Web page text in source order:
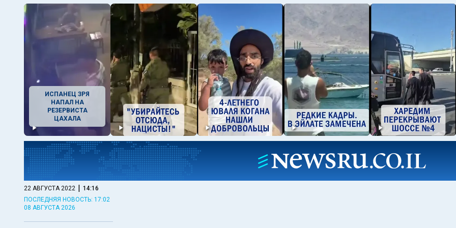
ИСПАНЕЦ ЗРЯ
НАПАЛ НА
РЕЗЕРВИСТА
ЦАХАЛА
22 АВГУСТА 2022 | 14:16
ПОСЛЕДНЯЯ НОВОСТЬ: 17:02
08 АВГУСТА 2026